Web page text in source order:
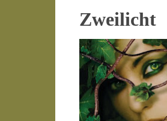
Zweilicht